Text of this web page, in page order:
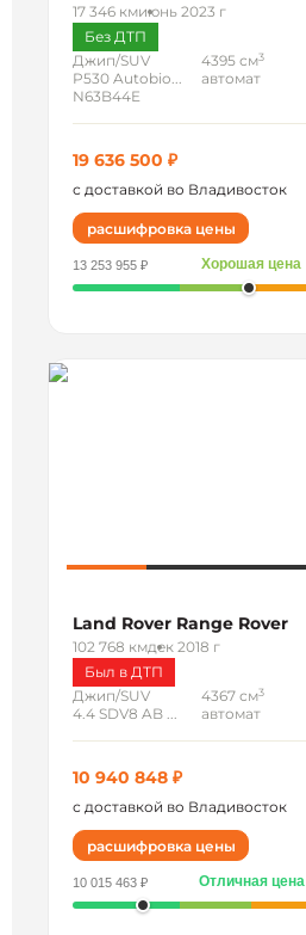
17 346 кмиюнь 2023 г
Без ДТП
Джип/SUV
P530 Autobio...
N63B44E
4395 см3
автомат
19 636 500 ₽
с доставкой во Владивосток
расшифровка цены
13 253 955 ₽ Хорошая цена
Land Rover Range Rover
102 768 кмдек 2018 г
Был в ДТП
Джип/SUV
4.4 SDV8 AB ...
4367 см3
автомат
10 940 848 ₽
с доставкой во Владивосток
расшифровка цены
10 015 463 ₽ Отличная цена